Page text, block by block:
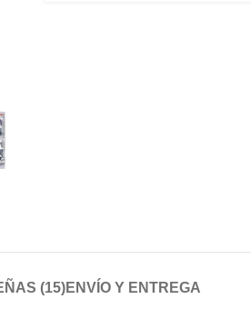
(15)ENVÍO Y ENTREGA